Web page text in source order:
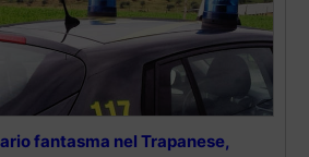
fantasma nel Trapanese,